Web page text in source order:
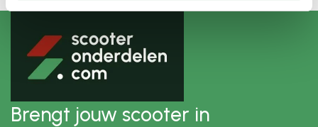
Brengt jouw scooter in